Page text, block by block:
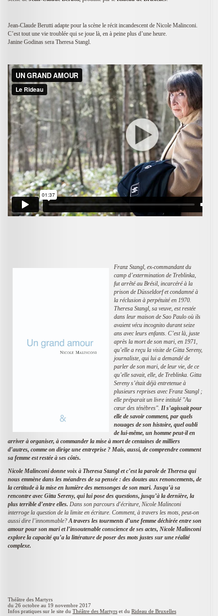
Jean-Claude Berutti adapte pour la scène le récit incandescent de Nicole Malinconi.
C’est tout une vie troublée qui se joue là, en à peine plus d’une heure.
Janine Godinas sera Theresa Stangl.
Franz Stangl, ex-commandant du
camp d’extermination de Treblinka,
fut arrêté au Brésil, incarcéré à la
prison de Düsseldorf et condamné à
la réclusion à perpétuité en 1970.
Theresa Stangl, sa veuve, est restée
dans leur maison de Sao Paulo où ils
avaient vécu incognito durant seize
ans avec leurs enfants. C’est là, juste
après la mort de son mari, en 1971,
qu’elle a reçu la visite de Gitta Sereny,
journaliste, qui lui a demandé de
parler de son mari, de leur vie, de ce
qu’elle savait, elle, de Treblinka. Gitta
Sereny s’était déjà entretenue à
plusieurs reprises avec Franz Stangl ;
elle préparait un livre intitulé "Au
cœur des ténèbres". Il s’agissait pour
elle de savoir comment, par quels
nouages de son histoire, quel oubli
de lui-même, un homme peut-il en
arriver à organiser, à commander la mise à mort de centaines de milliers
d’autres, comme on dirige une entreprise ? Mais, aussi, de comprendre comment
sa femme est restée à ses côtés.
Nicole Malinconi donne voix à Theresa Stangl et c’est la parole de Theresa qui
nous emmène dans les méandres de sa pensée : des doutes aux renoncements, de
la certitude à la mise en lumière des mensonges de son mari. Jusqu’à sa
rencontre avec Gitta Sereny, qui lui pose des questions, jusqu’à la dernière, la
plus terrible d’entre elles. Dans son parcours d'écriture, Nicole Malinconi
interroge la question de la limite en écriture. Comment, à travers les mots, peut-on
aussi dire l’innommable?A travers les tourments d’une femme déchirée entre son
amour pour son mari et l’insoutenable conscience de ses actes, Nicole Malinconi
explore la capacité qu’a la littérature de poser des mots justes sur une réalité
complexe.
Théâtre des Martyrs
du 26 octobre au 19 novembre 2017
Infos pratiques sur le site du Théâtre des Martyrs et du Rideau de Bruxelles